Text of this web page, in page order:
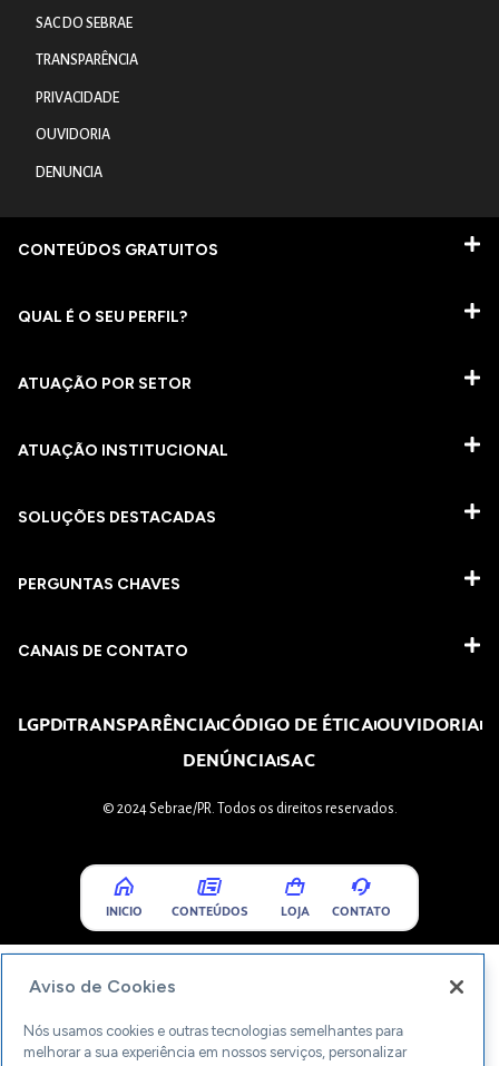
SAC DO SEBRAE
TRANSPARÊNCIA
PRIVACIDADE
OUVIDORIA
DENUNCIA
CONTEÚDOS GRATUITOS
QUAL É O SEU PERFIL?
ATUAÇÃO POR SETOR
ATUAÇÃO INSTITUCIONAL
SOLUÇÕES DESTACADAS
PERGUNTAS CHAVES​
CANAIS DE CONTATO
LGPDTRANSPARÊNCIACÓDIGO DE ÉTICAOUVIDORIA
DENÚNCIASAC
© 2024 Sebrae/PR. Todos os direitos reservados.
INICIO CONTEÚDOS LOJA CONTATO
Aviso de Cookies
Nós usamos cookies e outras tecnologias semelhantes para
melhorar a sua experiência em nossos serviços, personalizar